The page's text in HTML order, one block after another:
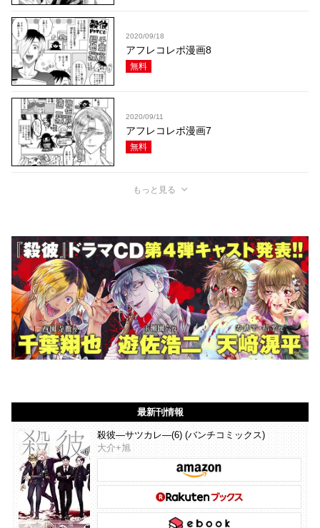
2020/09/18
アフレコレポ漫画8
無料
2020/09/11
アフレコレポ漫画7
無料
もっと見る
最新刊情報
殺彼―サツカレ―(6) (バンチコミックス)
大介+旭